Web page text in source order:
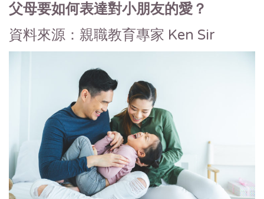
父母要如何表達對小朋友的愛？
資料來源：親職教育專家 Ken Sir